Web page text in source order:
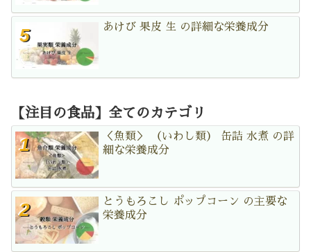
あけび 果皮 生 の詳細な栄養成分
【注目の食品】全てのカテゴリ
＜魚類＞ （いわし類） 缶詰 水煮 の詳
細な栄養成分
とうもろこし ポップコーン の主要な
栄養成分